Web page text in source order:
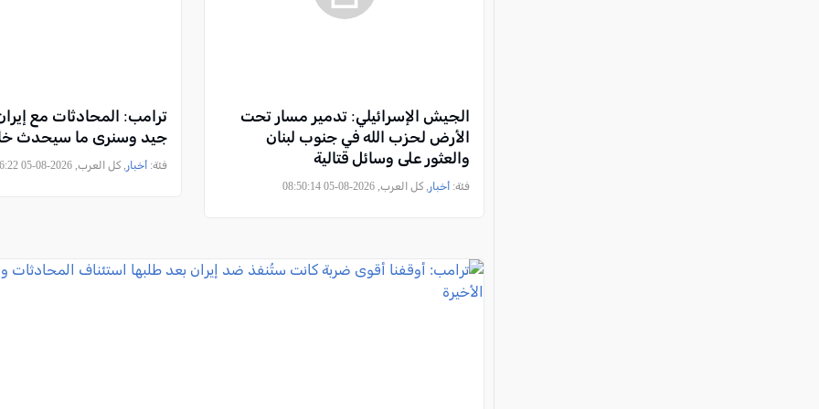
الجيش الإسرائيلي: تدمير مسار تحت
الأرض لحزب الله في جنوب لبنان
والعثور على وسائل قتالية
فئة: أخبار , كل العرب, 2026-08-05 08:50:14
ترامب: المحادثات مع
جيد وسنرى ما سيحدث خلال 48
فئة: أخبار , كل العرب, 2026-08-05 07:26:22